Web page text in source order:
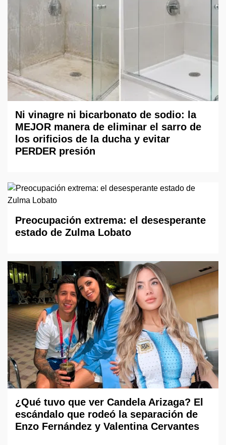
Ni vinagre ni bicarbonato de sodio: la
MEJOR manera de eliminar el sarro de
los orificios de la ducha y evitar
PERDER presión
Preocupación extrema: el desesperante
estado de Zulma Lobato
¿Qué tuvo que ver Candela Arizaga? El
escándalo que rodeó la separación de
Enzo Fernández y Valentina Cervantes